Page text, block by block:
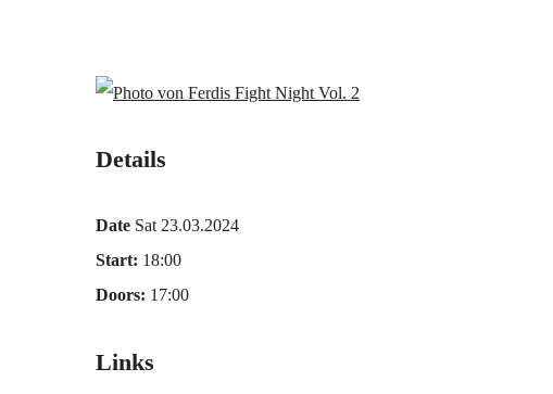
Details
Date Sat 23.03.2024
Start: 18:00
Doors: 17:00
Links